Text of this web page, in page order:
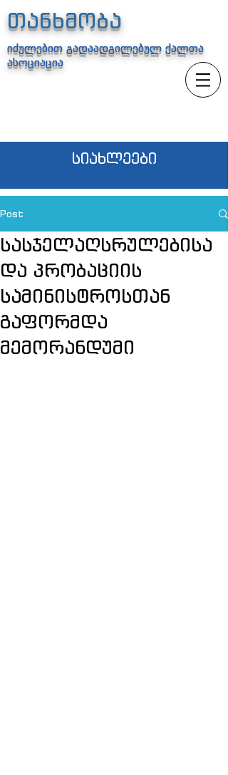
თანხმობა
იძულებით გადაადგილებულ ქალთა
ასოციაცია
სიახლეები
Post
სასჯელაღსრულებისა
და პრობაციის
სამინისტროსთან
გაფორმდა
მემორანდუმი